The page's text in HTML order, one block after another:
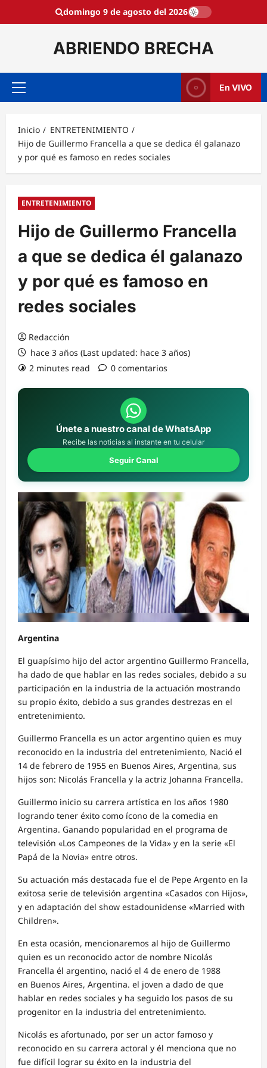
domingo 9 de agosto del 2026
ABRIENDO BRECHA
Menú
En VIVO
Inicio
ENTRETENIMIENTO
Hijo de Guillermo Francella a que se dedica él galanazo
y por qué es famoso en redes sociales
ENTRETENIMIENTO
Hijo de Guillermo Francella
a que se dedica él galanazo
y por qué es famoso en
redes sociales
Redacción
hace 3 años (Last updated: hace 3 años)
2 minutes read
0 comentarios
Únete a nuestro canal de WhatsApp
Recibe las noticias al instante en tu celular
Seguir Canal
Argentina
El guapísimo hijo del actor argentino Guillermo Francella,
ha dado de que hablar en las redes sociales, debido a su
participación en la industria de la actuación mostrando
su propio éxito, debido a sus grandes destrezas en el
entretenimiento.
Guillermo Francella es un actor argentino quien es muy
reconocido en la industria del entretenimiento, Nació el
14 de febrero de 1955 en Buenos Aires, Argentina, sus
hijos son: Nicolás Francella y la actriz Johanna Francella.
Guillermo inicio su carrera artística en los años 1980
logrando tener éxito como ícono de la comedia en
Argentina. Ganando popularidad en el programa de
televisión «Los Campeones de la Vida» y en la serie «El
Papá de la Novia» entre otros.
Su actuación más destacada fue el de Pepe Argento en la
exitosa serie de televisión argentina «Casados con Hijos»,
y en adaptación del show estadounidense «Married with
Children».
En esta ocasión, mencionaremos al hijo de Guillermo
quien es un reconocido actor de nombre Nicolás
Francella él argentino, nació el 4 de enero de 1988
en Buenos Aires, Argentina. el joven a dado de que
hablar en redes sociales y ha seguido los pasos de su
progenitor en la industria del entretenimiento.
Nicolás es afortunado, por ser un actor famoso y
reconocido en su carrera actoral y él menciona que no
fue difícil lograr su éxito en la industria del